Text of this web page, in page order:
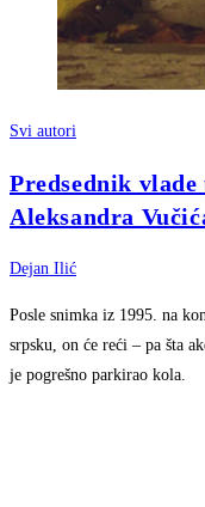
Svi autori
Predsednik
Aleksandra
Dejan Ilić
Posle snimka iz 1995. na
srpsku, on će reći – pa šta
je pogrešno parkirao kola.